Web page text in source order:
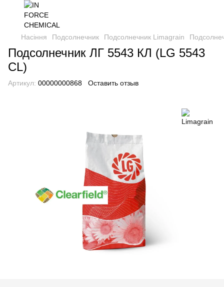
Насіння Подсолнечник Подсолнечник Limagrain
Подсолнечник ЛГ 5543 КЛ (LG 5543
CL)
Артикул: 00000000868 Оставить отзыв